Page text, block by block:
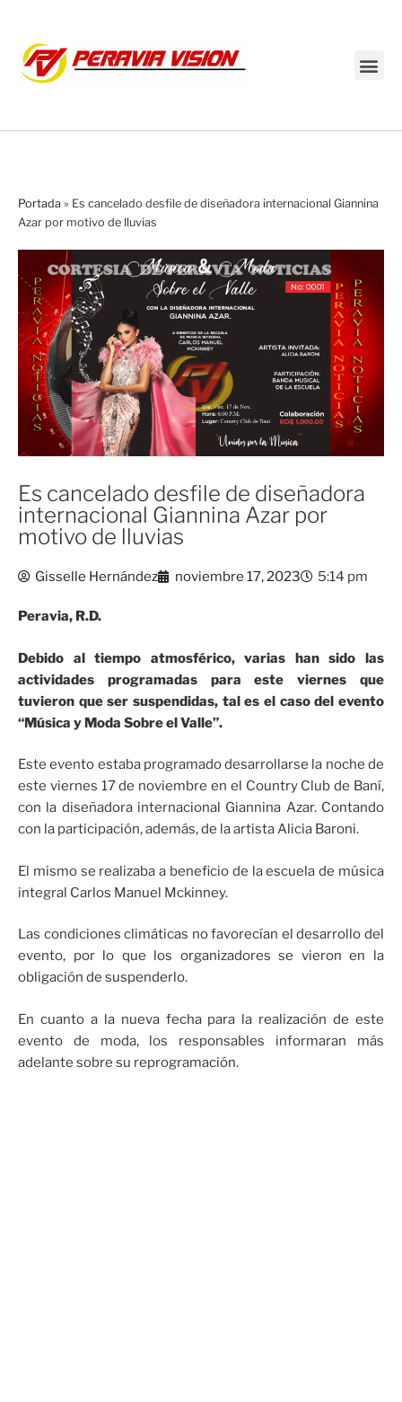
Portada » Es cancelado desfile de diseñadora internacional Giannina
Azar por motivo de lluvias
Es cancelado desfile de diseñadora
internacional Giannina Azar por
motivo de lluvias
Gisselle Hernández noviembre 17, 2023 5:14 pm
Peravia, R.D.
Debido al tiempo atmosférico, varias han sido las
actividades programadas para este viernes que
tuvieron que ser suspendidas, tal es el caso del evento
“Música y Moda Sobre el Valle”.
Este evento estaba programado desarrollarse la noche de
este viernes 17 de noviembre en el Country Club de Baní,
con la diseñadora internacional Giannina Azar. Contando
con la participación, además, de la artista Alicia Baroni.
El mismo se realizaba a beneficio de la escuela de música
integral Carlos Manuel Mckinney.
Las condiciones climáticas no favorecían el desarrollo del
evento, por lo que los organizadores se vieron en la
obligación de suspenderlo.
En cuanto a la nueva fecha para la realización de este
evento de moda, los responsables informaran más
adelante sobre su reprogramación.